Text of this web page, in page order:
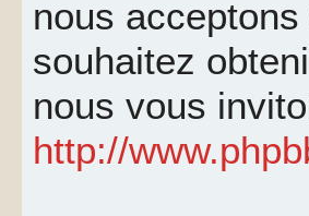
nous
souhaitez
nous vous
http://